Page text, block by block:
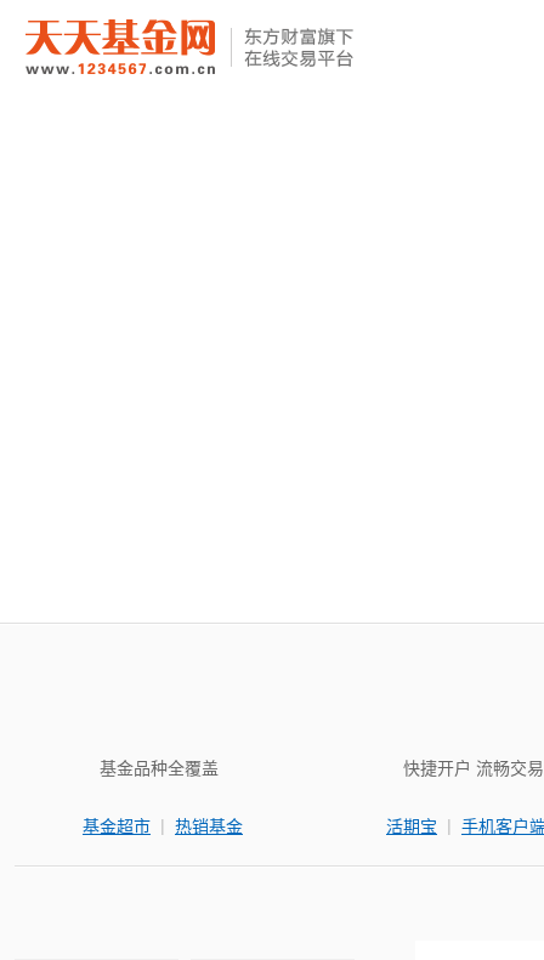
基金品种全覆盖
基金超市 | 热销基金
快捷开户 流畅交易
活期宝 | 手机客户